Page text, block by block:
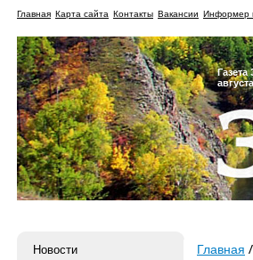
Главная Карта сайта Контакты Вакансии Информер
Новости
Главная